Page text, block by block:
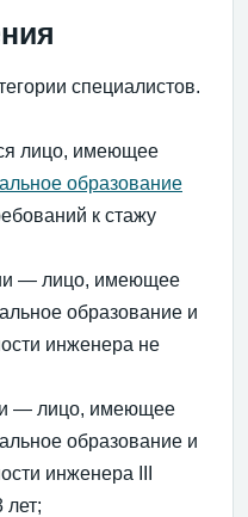
специалистов.
лицо, имеющее
образование
к стажу
— лицо, имеющее
образование и
инженера не
— лицо, имеющее
образование и
инженера III
лет;